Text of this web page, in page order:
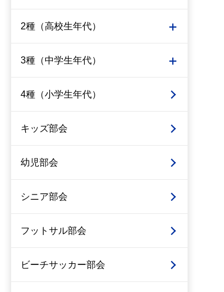
2種（高校生年代）
3種（中学生年代）
4種（小学生年代）
キッズ部会
幼児部会
シニア部会
フットサル部会
ビーチサッカー部会